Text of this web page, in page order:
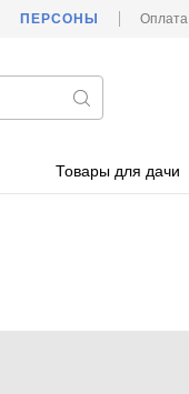
ПЕРСОНЫ Оплата
Товары для дачи